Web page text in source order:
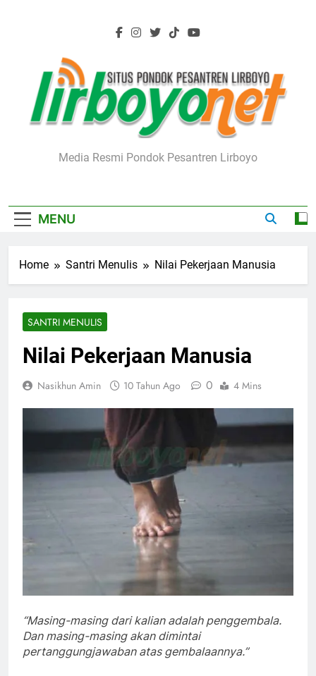
Lirboyo.net
Media Resmi Pondok Pesantren Lirboyo
MENU
Home Santri Menulis Nilai Pekerjaan Manusia
SANTRI MENULIS
Nilai Pekerjaan Manusia
Nasikhun Amin 10 Tahun Ago 0 4 Mins
“Masing-masing dari kalian adalah penggembala.
Dan masing-masing akan dimintai
pertanggungjawaban atas gembalaannya.”